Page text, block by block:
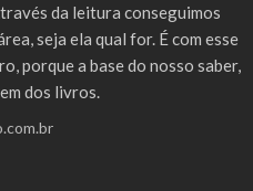
da leitura conseguimos
seja ela qual for. É com esse
porque a base do nosso saber,
dos livros.